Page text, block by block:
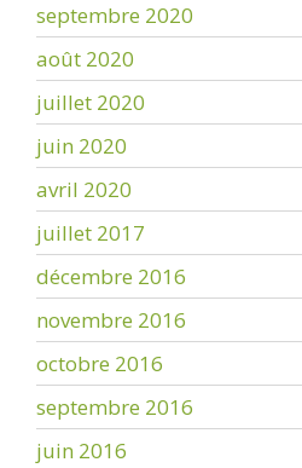
septembre 2020
août 2020
juillet 2020
juin 2020
avril 2020
juillet 2017
décembre 2016
novembre 2016
octobre 2016
septembre 2016
juin 2016